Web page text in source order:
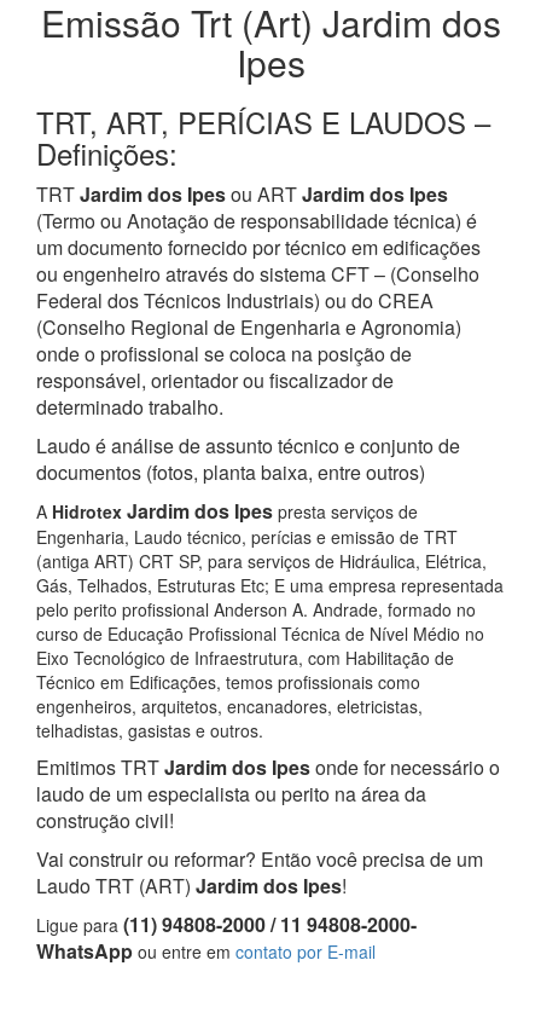
Emissão Trt (Art) Jardim dos
Ipes
TRT, ART, PERÍCIAS E LAUDOS –
Definições:
TRTJardim dos Ipesou ARTJardim dos Ipes
(Termo ou Anotação de responsabilidade técnica) é
um documento fornecido por técnico em edificações
ou engenheiro através do sistema CFT – (Conselho
Federal dos Técnicos Industriais) ou do CREA
(Conselho Regional de Engenharia e Agronomia)
onde o profissional se coloca na posição de
responsável, orientador ou fiscalizador de
determinado trabalho.
Laudo é análise de assunto técnico e conjunto de
documentos (fotos, planta baixa, entre outros)
A Hidrotex Jardim dos Ipes presta serviços de
Engenharia, Laudo técnico, perícias e emissão de TRT
(antiga ART) CRT SP, para serviços de Hidráulica, Elétrica,
Gás, Telhados, Estruturas Etc; E uma empresa representada
pelo perito profissional Anderson A. Andrade, formado no
curso de Educação Profissional Técnica de Nível Médio no
Eixo Tecnológico de Infraestrutura, com Habilitação de
Técnico em Edificações, temos profissionais como
engenheiros, arquitetos, encanadores, eletricistas,
telhadistas, gasistas e outros.
Emitimos TRTJardim dos Ipesonde for necessário o
laudo de um especialista ou perito na área da
construção civil!
Vai construir ou reformar? Então você precisa de um
Laudo TRT (ART) Jardim dos Ipes!
Ligue para (11) 94808-2000 / 11 94808-2000-
WhatsApp ou entre em contato por E-mail